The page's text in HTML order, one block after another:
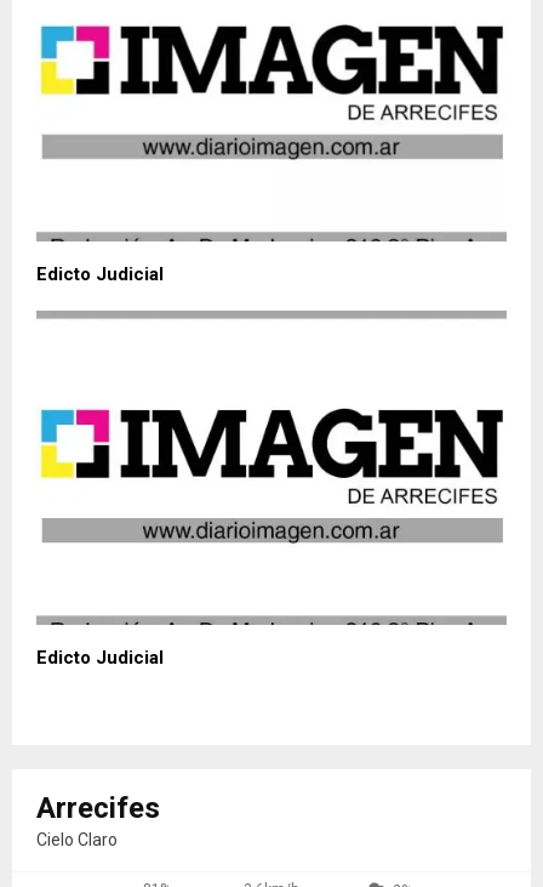
Edicto Judicial
Edicto Judicial
Arrecifes
Cielo Claro